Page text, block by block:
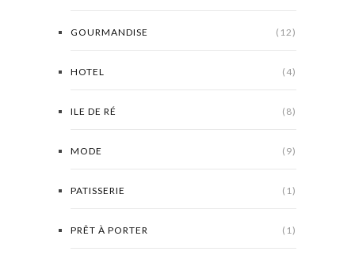
GOURMANDISE (12)
HOTEL (4)
ILE DE RÉ (8)
MODE (9)
PATISSERIE (1)
PRÊT À PORTER (1)